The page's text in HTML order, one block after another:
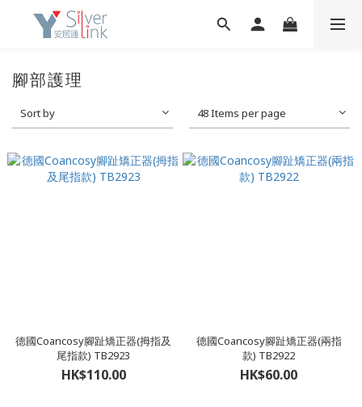
腳部護理
Sort by 48 Items per page
德國Coancosy腳趾矯正器(拇指及
尾指款) TB2923
HK$110.00
德國Coancosy腳趾矯正器(兩指
款) TB2922
HK$60.00